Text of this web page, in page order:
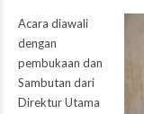
Acara diawali
dengan
pembukaan dan
Sambutan dari
Direktur Utama